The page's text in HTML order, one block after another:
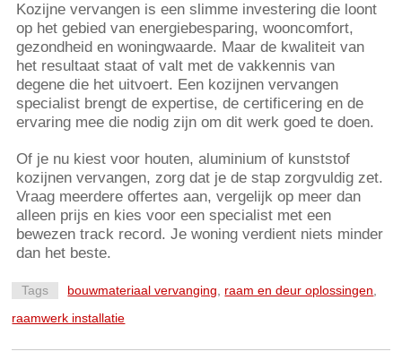
Kozijne vervangen is een slimme investering die loont
op het gebied van energiebesparing, wooncomfort,
gezondheid en woningwaarde. Maar de kwaliteit van
het resultaat staat of valt met de vakkennis van
degene die het uitvoert. Een kozijnen vervangen
specialist brengt de expertise, de certificering en de
ervaring mee die nodig zijn om dit werk goed te doen.
Of je nu kiest voor houten, aluminium of kunststof
kozijnen vervangen, zorg dat je de stap zorgvuldig zet.
Vraag meerdere offertes aan, vergelijk op meer dan
alleen prijs en kies voor een specialist met een
bewezen track record. Je woning verdient niets minder
dan het beste.
Tags bouwmateriaal vervanging raam en deur oplossingen
raamwerk installatie